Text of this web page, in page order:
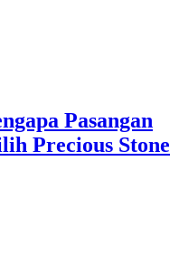
Pasangan
Precious Stone